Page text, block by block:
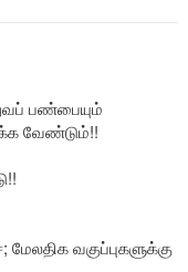
பண்பையும்
வேண்டும்!!
மேலதிக வகுப்புகளுக்கு